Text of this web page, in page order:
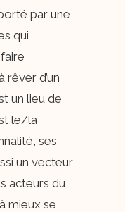
par une
qui
rêver d’un
un lieu de
le/la
ses
un vecteur
acteurs du
mieux se